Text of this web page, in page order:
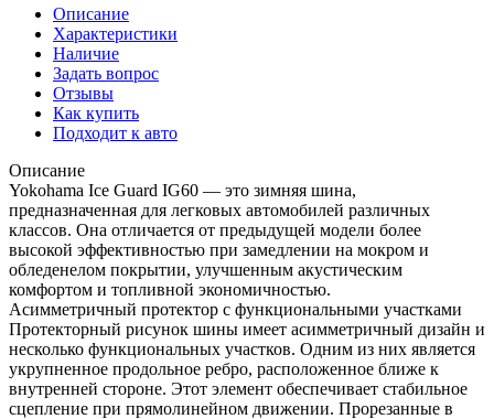
Описание
Характеристики
Наличие
Задать вопрос
Отзывы
Как купить
Подходит к авто
Описание
Yokohama Ice Guard IG60 — это зимняя шина,
предназначенная для легковых автомобилей различных
классов. Она отличается от предыдущей модели более
высокой эффективностью при замедлении на мокром и
обледенелом покрытии, улучшенным акустическим
комфортом и топливной экономичностью.
Асимметричный протектор с функциональными участками
Протекторный рисунок шины имеет асимметричный дизайн и
несколько функциональных участков. Одним из них является
укрупненное продольное ребро, расположенное ближе к
внутренней стороне. Этот элемент обеспечивает стабильное
сцепление при прямолинейном движении. Прорезанные в